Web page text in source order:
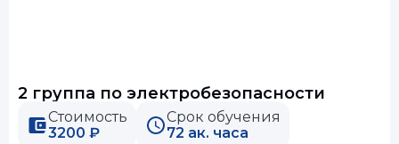
2 группа по электробезопасности
Стоимость
3200 ₽
Срок обучения
72 ак. часа